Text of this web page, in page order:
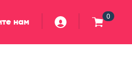
нам 0